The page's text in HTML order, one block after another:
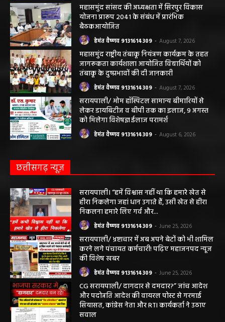
महासमुंद सांसद की अध्यक्षता में सिरपुर विकास
योजना प्रारूप 2041 के संबंध में प्रारंभिक
बैठकआयोजित
हेमंत वैष्णव 9131614309 - August 7, 2026
महासमुंद राष्ट्रीय तंबाकू नियंत्रण कार्यक्रम के तहत
जागरूकता कार्यशाला आयोजित विद्यार्थियों को
तंबाकू के दुष्प्रभावों की दी जानकारी
हेमंत वैष्णव 9131614309 - August 7, 2026
सरायपाली/ ओम हॉस्पिटल सामान्य बीमारियों से
लेकर डायबिटीज व बीपी तक का इलाज, 9 अगस्त
को मिलेगा विशेषज्ञ ईलाज परामर्श
हेमंत वैष्णव 9131614309 - August 6, 2026
छत्तीसगढ़ न्यूज़
सरायपाली। “हमें विश्वास नहीं था कि हमारे खेत से
हीरा निकलेगा जहां धान उगाते हैं, उसी खेत से हीरा
निकलना हमारे लिए गर्व और...
हेमंत वैष्णव 9131614309 - June 25, 2026
सरायपाली/ भ्रष्टाचार में अब अपने बेटों को भी शामिल
करने लगे पंचायत कर्मचारी! पढ़िए महाजनपद न्यूज
की विशेष खबर
हेमंत वैष्णव 9131614309 - June 25, 2026
CG सरायपाली/ दागदार से दमदार?” जांच आदेश
और पदोन्नति आदेश की वायरल पोस्ट से गरमाई
सियासत, कांग्रेस नेता और RTI कार्यकर्ता ने उठाए
सवाल